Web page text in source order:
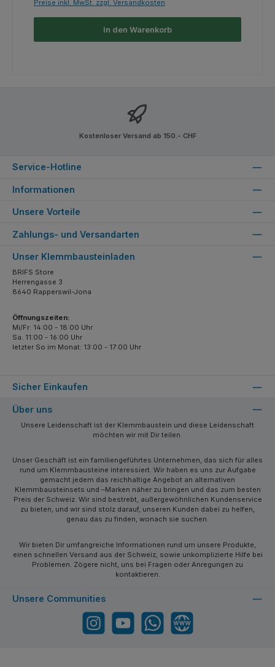
Preise inkl. MwSt. zzgl. Versandkosten
In den Warenkorb
Kostenloser Versand ab 150.- CHF
Service-Hotline
Informationen
Unsere Vorteile
Zahlungs- und Versandarten
Sicher Einkaufen
Unser Klemmbausteinladen
BRIFS Store
Herrengasse 3
8640 Rapperswil-Jona
Öffnungszeiten:
Mi/Fr: 14:00 - 18:00 Uhr
Sa: 11:00 - 16:00 Uhr
letzter So im Monat: 13:00 - 17:00 Uhr
Über uns
Unsere Leidenschaft ist der Klemmbaustein und diese Leidenschaft
möchten wir mit Dir teilen.
Unser Geschäft ist ein familiengeführtes Unternehmen, das sich für alles
rund um Klemmbausteine interessiert. Wir haben es uns zur Aufgabe
gemacht jedem das reichhaltige Angebot an alternativen
Klemmbausteinsets und –Marken näher zu bringen und das zum besten
Preis der Schweiz. Wir sind bestrebt, außergewöhnlichen Kundenservice
zu bieten, und wir sind stolz darauf, unseren Kunden dabei zu helfen,
genau das zu finden, wonach sie suchen.
Wir bieten Dir umfangreiche Informationen rund um unsere Produkte,
einen schnellen Versand aus der Schweiz, sowie unkomplizierte Hilfe bei
Problemen. Zögere nicht, uns bei Fragen oder Anregungen zu
kontaktieren.
Unsere Communities
Instagram YouTube WhatsApp Website